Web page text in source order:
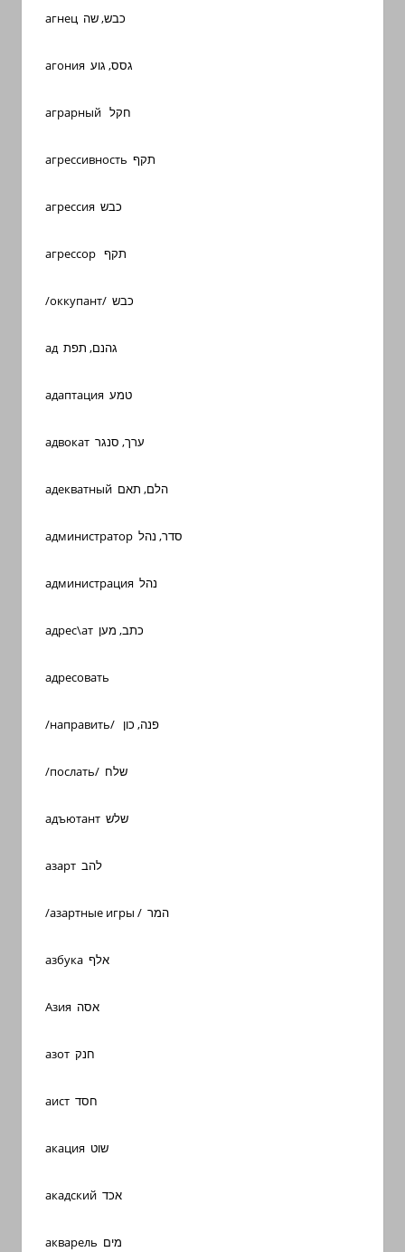
агнец כבש, שה
агония גסס, גוע
аграрный חקל
агрессивность תקף
агрессия כבש
агрессор תקף
/оккупант/ כבש
ад גהנם, תפת
адаптация טמע
адвокат ערך, סנגר
адекватный הלם, תאם
администратор סדר, נהל
администрация נהל
адрес\ат כתב, מען
адресовать
/направить/ פנה, כון
/послать/ שלח
адъютант שלש
азарт להב
/азартные игры / המר
азбука אלף
Азия אסה
азот חנק
аист חסד
акация שוט
акадский אכד
акварель מים